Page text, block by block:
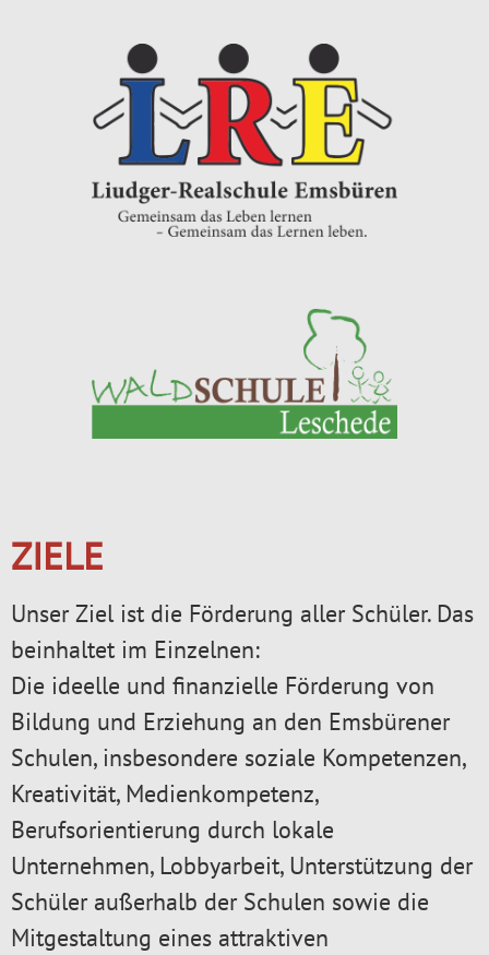
ZIELE
Unser Ziel ist die Förderung aller Schüler. Das
beinhaltet im Einzelnen:
Die ideelle und finanzielle Förderung von
Bildung und Erziehung an den Emsbürener
Schulen, insbesondere soziale Kompetenzen,
Kreativität, Medienkompetenz,
Berufsorientierung durch lokale
Unternehmen, Lobbyarbeit, Unterstützung der
Schüler außerhalb der Schulen sowie die
Mitgestaltung eines attraktiven